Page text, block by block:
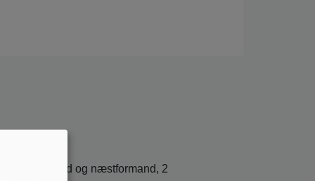
formand og næstformand, 2